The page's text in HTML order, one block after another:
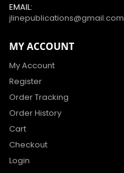
EMAIL:
jlinepublications@gmail.com
MY ACCOUNT
My Account
Register
Order Tracking
Order History
Cart
Checkout
Login